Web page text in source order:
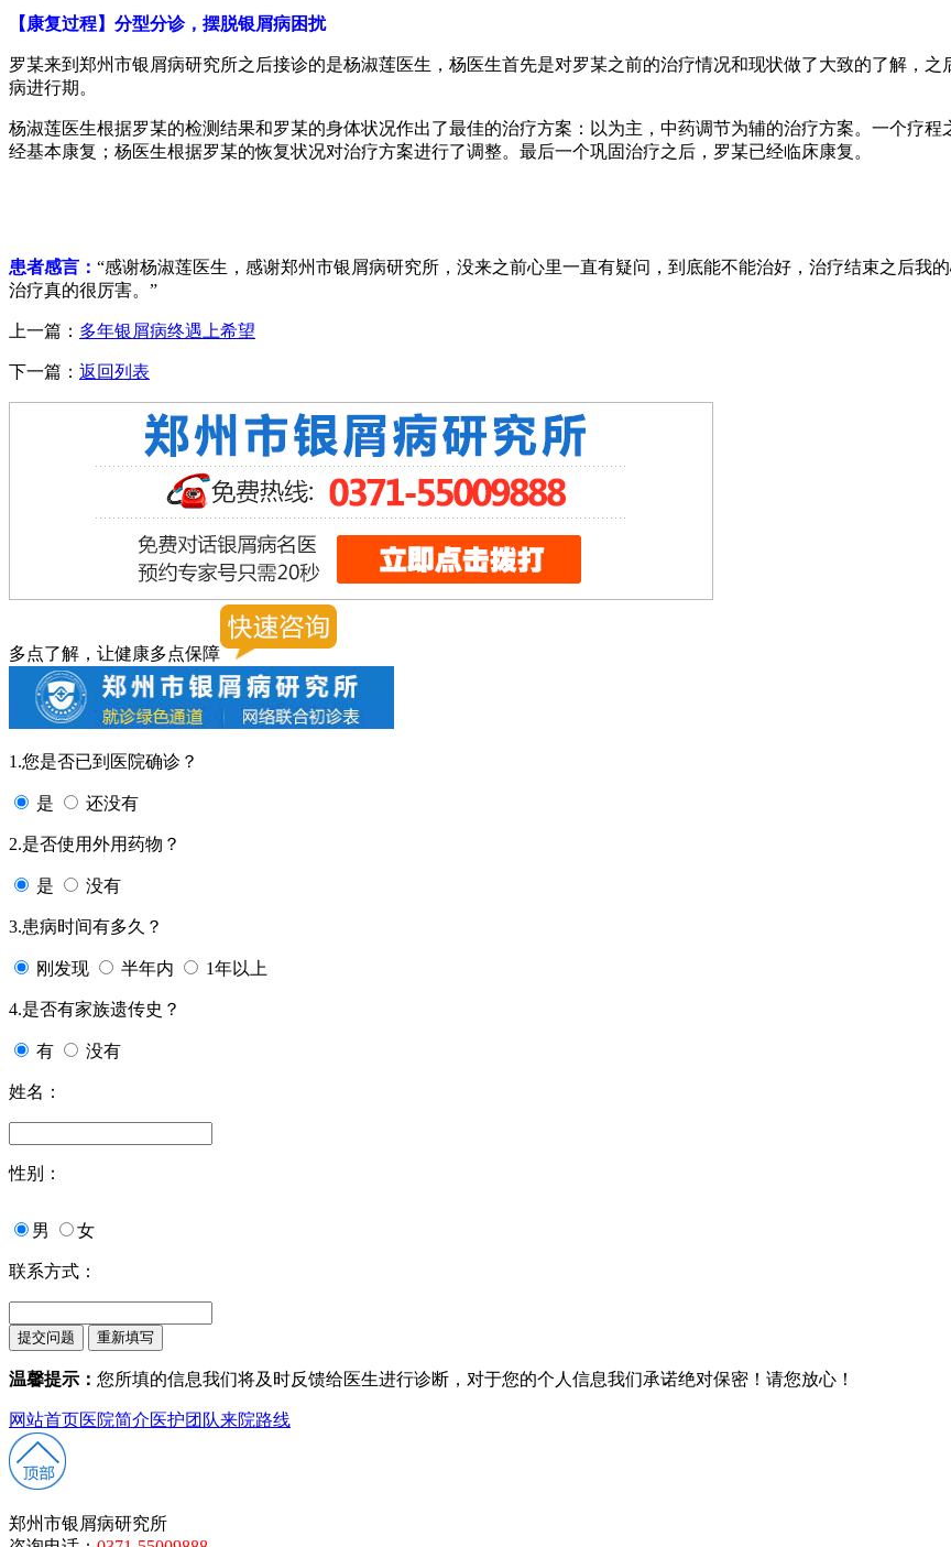
【康复过程】分型分诊，摆脱银屑病困扰
罗某来到郑州市银屑病研究所之后接诊的是杨淑莲医生，杨医生首先是对罗某之前的治疗情况和现状做了大致的了解，
病进行期。
杨淑莲医生根据罗某的检测结果和罗某的身体状况作出了最佳的治疗方案：以为主，中药调节为辅的治疗方案。一个疗
经基本康复；杨医生根据罗某的恢复状况对治疗方案进行了调整。最后一个巩固治疗之后，罗某已经临床康复。
患者感言： “感谢杨淑莲医生，感谢郑州市银屑病研究所，没来之前心里一直有疑问，到底能不能治好，治疗结束之后我
治疗真的很厉害。”
上一篇： 多年银屑病终遇上希望
下一篇： 返回列表
多点了解，让健康多点保障
1.您是否已到医院确诊？
是 还没有
2.是否使用外用药物？
是 没有
3.患病时间有多久？
刚发现 半年内 1年以上
4.是否有家族遗传史？
有 没有
姓名：
性别：
男 女
联系方式：
温馨提示： 您所填的信息我们将及时反馈给医生进行诊断，对于您的个人信息我们承诺绝对保密！请您放心！
网站首页医院简介医护团队来院路线
郑州市银屑病研究所